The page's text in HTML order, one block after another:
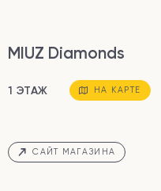
MIUZ Diamonds
1 ЭТАЖ НА КАРТЕ
САЙТ МАГАЗИНА